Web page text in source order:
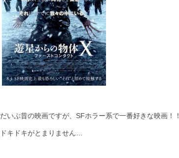
だいぶ昔の映画ですが、SFホラー系で一番好きな映画！！
ドキドキがとまりません…